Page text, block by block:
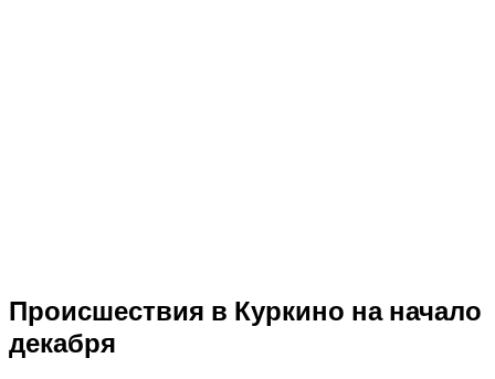
Происшествия в Куркино на начало
декабря